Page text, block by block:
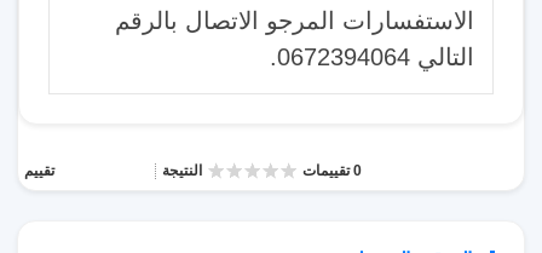
الاستفسارات المرجو الاتصال بالرقم
التالي 0672394064.
تقييم النتيجة 0 تقييمات